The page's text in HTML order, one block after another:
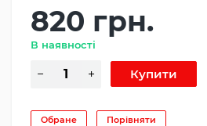
820 грн.
В наявності
Обране Порівняти